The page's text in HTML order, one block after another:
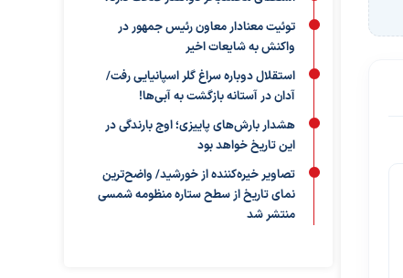
توئیت معنادار معاون رئیس جمهور در
واکنش به شایعات اخیر
استقلال دوباره سراغ گلر اسپانیایی رفت/
آدان در آستانه بازگشت به آبی‌ها!
هشدار بارش‌های پاییزی؛ اوج بارندگی در
این تاریخ خواهد بود
تصاویر خیره‌کننده از خورشید/ واضح‌ترین
نمای تاریخ از سطح ستاره منظومه شمسی
منتشر شد